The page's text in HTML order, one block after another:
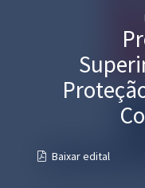
Baixar edital